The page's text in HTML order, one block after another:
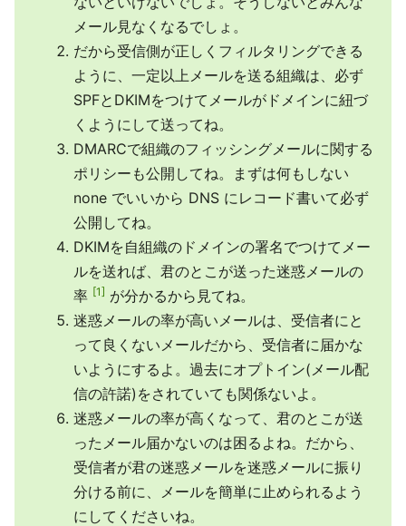
メール見なくなるでしょ。
だから受信側が正しくフィルタリングできる
ように、一定以上メールを送る組織は、必ず
SPFとDKIMをつけてメールがドメインに紐づ
くようにして送ってね。
DMARCで組織のフィッシングメールに関する
ポリシーも公開してね。まずは何もしない
none でいいから DNS にレコード書いて必ず
公開してね。
DKIMを自組織のドメインの署名でつけてメー
ルを送れば、君のとこが送った迷惑メールの
率 1
が分かるから見てね。
迷惑メールの率が高いメールは、受信者にと
って良くないメールだから、受信者に届かな
いようにするよ。過去にオプトイン(メール配
信の許諾)をされていても関係ないよ。
迷惑メールの率が高くなって、君のとこが送
ったメール届かないのは困るよね。だから、
受信者が君の迷惑メールを迷惑メールに振り
分ける前に、メールを簡単に止められるよう
にしてくださいね。